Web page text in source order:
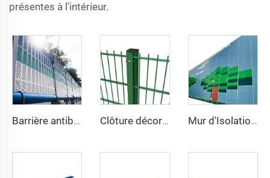
présentes à l'intérieur.
Barrière antibruit à persiennes Clôture décorative en treillis métallique soudé haute sécurité, revêtement en vinyle vert, double fil 868, maille 2D pour jardin Mur d'Isolation Acoustique Lourd pour Chantiers Extérieurs Temporaire de Réduction du Bruit